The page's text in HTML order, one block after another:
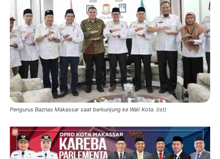
Pengurus Baznas Makassar saat berkunjung ke Wali Kota. (ist)